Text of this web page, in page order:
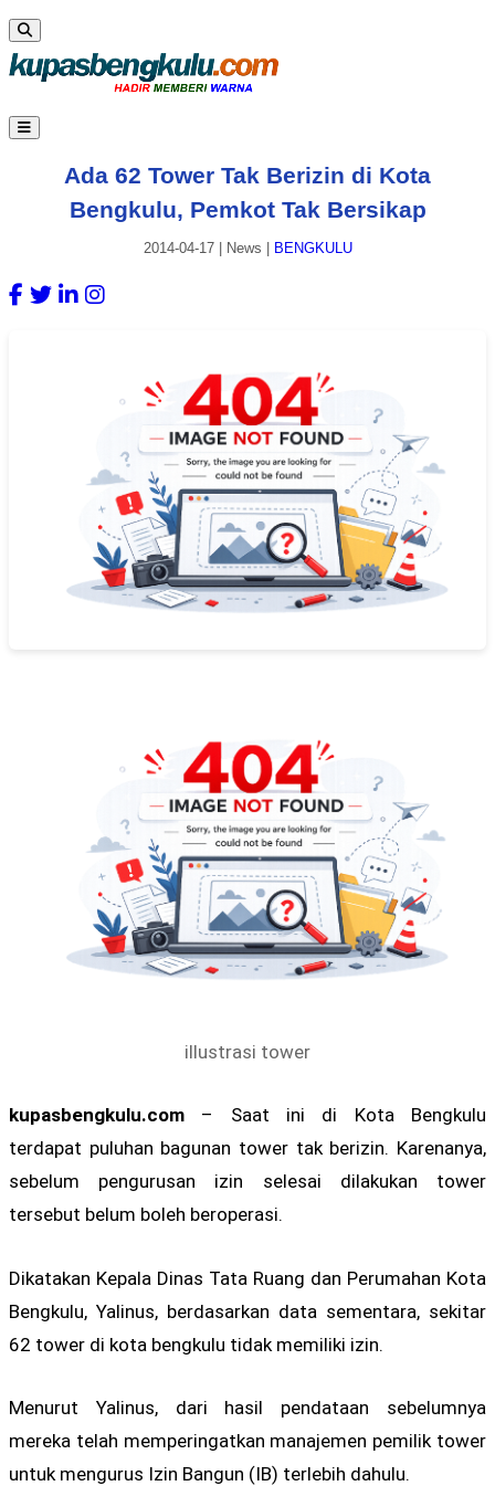
Ada 62 Tower Tak Berizin di Kota
Bengkulu, Pemkot Tak Bersikap
2014-04-17| News BENGKULU
illustrasi tower
kupasbengkulu.com – Saat ini di Kota Bengkulu
terdapat puluhan bagunan tower tak berizin. Karenanya,
sebelum pengurusan izin selesai dilakukan tower
tersebut belum boleh beroperasi.
Dikatakan Kepala Dinas Tata Ruang dan Perumahan Kota
Bengkulu, Yalinus, berdasarkan data sementara, sekitar
62 tower di kota bengkulu tidak memiliki izin.
Menurut Yalinus, dari hasil pendataan sebelumnya
mereka telah memperingatkan manajemen pemilik tower
untuk mengurus Izin Bangun (IB) terlebih dahulu.